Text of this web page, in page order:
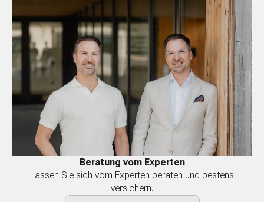
Beratung vom Experten
Lassen Sie sich vom Experten beraten und bestens
versichern.